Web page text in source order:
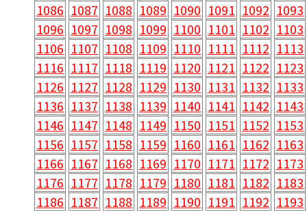
1086 1087 1088 1089 1090 1091 1092 1093
1096 1097 1098 1099 1100 1101 1102 1103
1106 1107 1108 1109 1110 1111 1112 1113
1116 1117 1118 1119 1120 1121 1122 1123
1126 1127 1128 1129 1130 1131 1132 1133
1136 1137 1138 1139 1140 1141 1142 1143
1146 1147 1148 1149 1150 1151 1152 1153
1156 1157 1158 1159 1160 1161 1162 1163
1166 1167 1168 1169 1170 1171 1172 1173
1176 1177 1178 1179 1180 1181 1182 1183
1186 1187 1188 1189 1190 1191 1192 1193